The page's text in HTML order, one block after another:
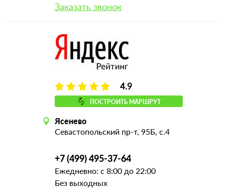
Заказать звонок
4.9
ПОСТРОИТЬ МАРШРУТ
Ясенево
Севастопольский пр-т, 95Б, с.4
+7 (499) 495-37-64
Ежедневно: с 8:00 до 22:00
Без выходных